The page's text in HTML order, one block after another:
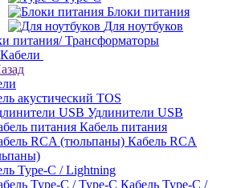
Блоки питания
Для ноутбуков
питания/ Трансформаторы
Кабели
акустический TOS
Удлинители USB
Кабель питания
Кабель RCA
Type-C / Lightning
Кабель Type-C /